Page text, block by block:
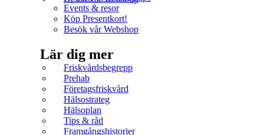
Events & resor
Köp Presentkort!
Besök vår Webshop
Lär dig mer
Friskvårdsbegrepp
Prehab
Företagsfriskvård
Hälsostrateg
Hälsoplan
Tips & råd
Framgångshistorier